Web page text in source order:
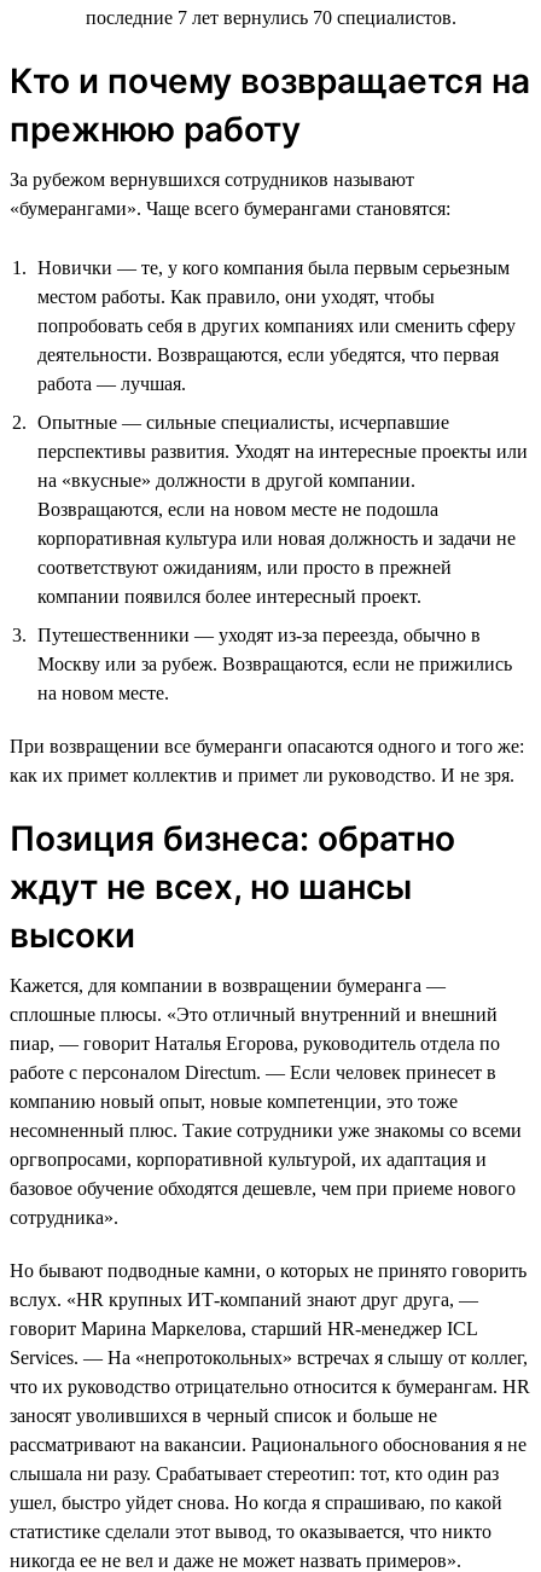
последние 7 лет вернулись 70 специалистов.
Кто и почему возвращается на
прежнюю работу
За рубежом вернувшихся сотрудников называют
«бумерангами». Чаще всего бумерангами становятся:
Новички — те, у кого компания была первым серьезным
местом работы. Как правило, они уходят, чтобы
попробовать себя в других компаниях или сменить сферу
деятельности. Возвращаются, если убедятся, что первая
работа — лучшая.
Опытные — сильные специалисты, исчерпавшие
перспективы развития. Уходят на интересные проекты или
на «вкусные» должности в другой компании.
Возвращаются, если на новом месте не подошла
корпоративная культура или новая должность и задачи не
соответствуют ожиданиям, или просто в прежней
компании появился более интересный проект.
Путешественники — уходят из-за переезда, обычно в
Москву или за рубеж. Возвращаются, если не прижились
на новом месте.
При возвращении все бумеранги опасаются одного и того же:
как их примет коллектив и примет ли руководство. И не зря.
Позиция бизнеса: обратно
ждут не всех, но шансы
высоки
Кажется, для компании в возвращении бумеранга —
сплошные плюсы. «Это отличный внутренний и внешний
пиар, — говорит Наталья Егорова, руководитель отдела по
работе с персоналом Directum. — Если человек принесет в
компанию новый опыт, новые компетенции, это тоже
несомненный плюс. Такие сотрудники уже знакомы со всеми
оргвопросами, корпоративной культурой, их адаптация и
базовое обучение обходятся дешевле, чем при приеме нового
сотрудника».
Но бывают подводные камни, о которых не принято говорить
вслух. «HR крупных ИТ-компаний знают друг друга, —
говорит Марина Маркелова, старший HR-менеджер ICL
Services. — На «непротокольных» встречах я слышу от коллег,
что их руководство отрицательно относится к бумерангам. HR
заносят уволившихся в черный список и больше не
рассматривают на вакансии. Рационального обоснования я не
слышала ни разу. Срабатывает стереотип: тот, кто один раз
ушел, быстро уйдет снова. Но когда я спрашиваю, по какой
статистике сделали этот вывод, то оказывается, что никто
никогда ее не вел и даже не может назвать примеров».